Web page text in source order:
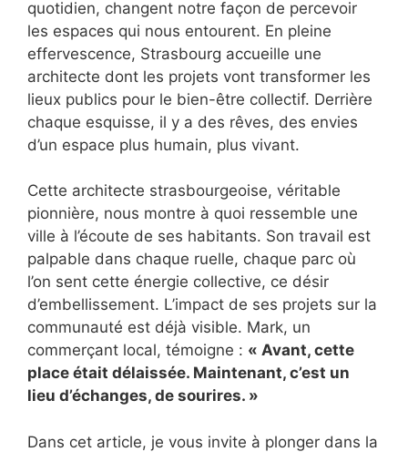
quotidien, changent notre façon de percevoir
les espaces qui nous entourent. En pleine
effervescence, Strasbourg accueille une
architecte dont les projets vont transformer les
lieux publics pour le bien-être collectif. Derrière
chaque esquisse, il y a des rêves, des envies
d’un espace plus humain, plus vivant.
Cette architecte strasbourgeoise, véritable
pionnière, nous montre à quoi ressemble une
ville à l’écoute de ses habitants. Son travail est
palpable dans chaque ruelle, chaque parc où
l’on sent cette énergie collective, ce désir
d’embellissement. L’impact de ses projets sur la
communauté est déjà visible. Mark, un
commerçant local, témoigne : « Avant, cette
place était délaissée. Maintenant, c’est un
lieu d’échanges, de sourires. »
Dans cet article, je vous invite à plonger dans la